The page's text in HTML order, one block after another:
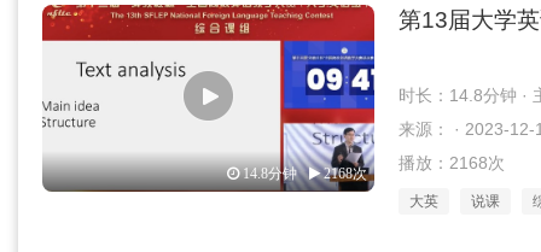
14.8分钟 2168次
第13届大学
时长：14.8分钟 ·
来源： · 2023-12-
播放：2168次
大英 说课